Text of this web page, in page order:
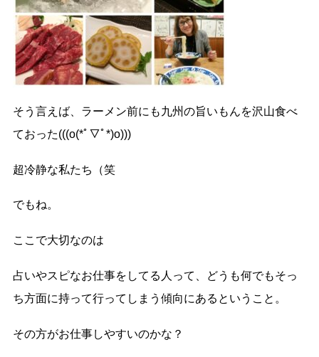
そう言えば、ラーメン前にも九州の旨いもんを沢山食べ
ておった(((o(*ﾟ▽ﾟ*)o)))
超冷静な私たち（笑
でもね。
ここで大切なのは
占いやスピなお仕事をしてる人って、どうも何でもそっ
ち方面に持って行ってしまう傾向にあるということ。
その方がお仕事しやすいのかな？